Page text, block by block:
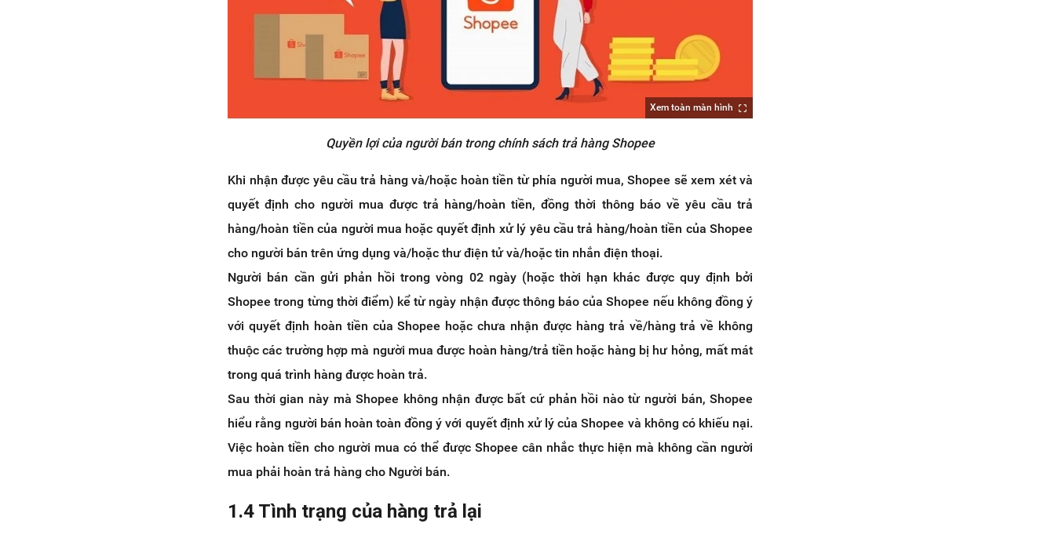
Xem toàn màn hình
Quyền lợi của người bán trong chính sách trả hàng Shopee
Khi nhận được yêu cầu trả hàng và/hoặc hoàn tiền từ phía người mua, Shopee sẽ xem xét và
quyết định cho người mua được trả hàng/hoàn tiền, đồng thời thông báo về yêu cầu trả
hàng/hoàn tiền của người mua hoặc quyết định xử lý yêu cầu trả hàng/hoàn tiền của Shopee
cho người bán trên ứng dụng và/hoặc thư điện tử và/hoặc tin nhắn điện thoại.
Người bán cần gửi phản hồi trong vòng 02 ngày (hoặc thời hạn khác được quy định bởi
Shopee trong từng thời điểm) kể từ ngày nhận được thông báo của Shopee nếu không đồng ý
với quyết định hoàn tiền của Shopee hoặc chưa nhận được hàng trả về/hàng trả về không
thuộc các trường hợp mà người mua được hoàn hàng/trả tiền hoặc hàng bị hư hỏng, mất mát
trong quá trình hàng được hoàn trả.
Sau thời gian này mà Shopee không nhận được bất cứ phản hồi nào từ người bán, Shopee
hiểu rằng người bán hoàn toàn đồng ý với quyết định xử lý của Shopee và không có khiếu nại.
Việc hoàn tiền cho người mua có thể được Shopee cân nhắc thực hiện mà không cần người
mua phải hoàn trả hàng cho Người bán.
1.4 Tình trạng của hàng trả lại